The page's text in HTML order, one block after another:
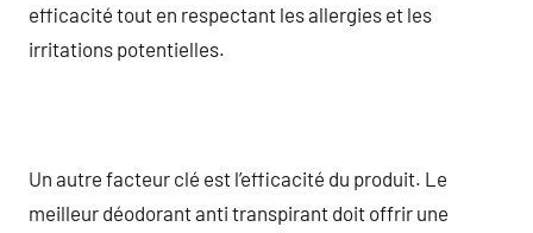
efficacité tout en respectant les allergies et les
irritations potentielles.
Un autre facteur clé est l’efficacité du produit. Le
meilleur déodorant anti transpirant doit offrir une